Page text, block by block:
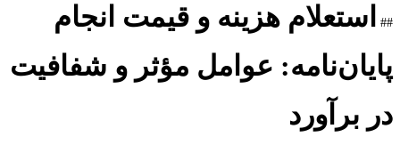
هزینه و قیمت انجام
عوامل مؤثر و شفافیت
برآورد